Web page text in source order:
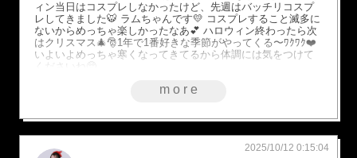
ィン当日はコスプレしなかったけど、先週はバッチリコスプ
レしてきました🐯 ラムちゃんです💛 コスプレすること滅多に
ないからめっちゃ楽しかったなあ💕 ハロウィン終わったら次
はクリスマス🎄🎅1年で1番好きな季節がやってくる〜ﾜｸﾜｸ❤️
いよいよめっちゃ寒くなってきてるから体調には気をつけて
くださいね🥺
more
2025/10/12 0:15:04